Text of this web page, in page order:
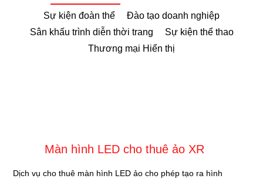
Sự kiện đoàn thể
Đào tạo doanh nghiệp
Sân khấu trình diễn thời trang
Sự kiện thể thao
Thương mại Hiển thị
Màn hình LED cho thuê ảo XR
Dịch vụ cho thuê màn hình LED ảo cho phép tạo ra hình